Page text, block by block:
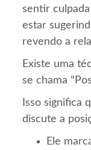
sentir
estar
revendo a
Existe uma
se chama
Isso significa
discute a
Ele